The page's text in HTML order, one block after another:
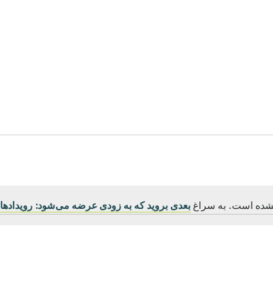
اطلاعیه
بعدی بروید که به زودی عرضه می‌شود: رویدادها